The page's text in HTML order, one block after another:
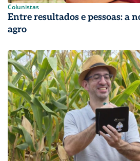
Colunistas
Entre resultados e pessoas: a
agro